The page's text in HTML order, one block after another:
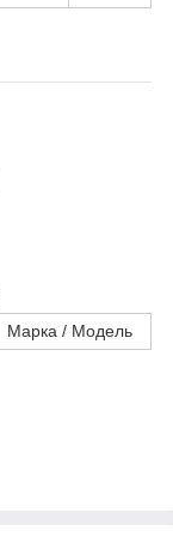
Марка / Модель